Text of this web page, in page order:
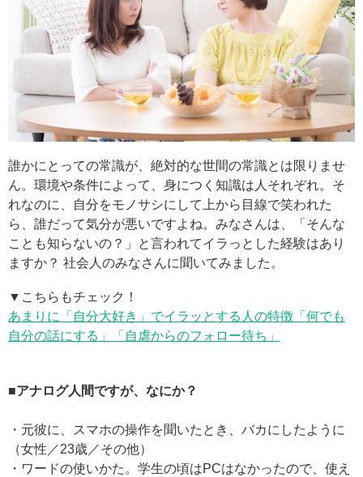
誰かにとっての常識が、絶対的な世間の常識とは限りませ
ん。環境や条件によって、身につく知識は人それぞれ。そ
れなのに、自分をモノサシにして上から目線で笑われた
ら、誰だって気分が悪いですよね。みなさんは、「そんな
ことも知らないの？」と言われてイラっとした経験はあり
ますか？ 社会人のみなさんに聞いてみました。
▼こちらもチェック！
あまりに「自分大好き」でイラッとする人の特徴「何でも
自分の話にする」「自虐からのフォロー待ち」
■アナログ人間ですが、なにか？
・元彼に、スマホの操作を聞いたとき、バカにしたように
（女性／23歳／その他）
・ワードの使いかた。学生の頃はPCはなかったので、使え